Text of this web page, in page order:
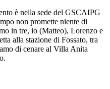
è nella sede del GSCAIPG
non promette niente di
in tre, io (Matteo), Lorenzo e
alla stazione di Fossato, tra
di cenare al Villa Anita